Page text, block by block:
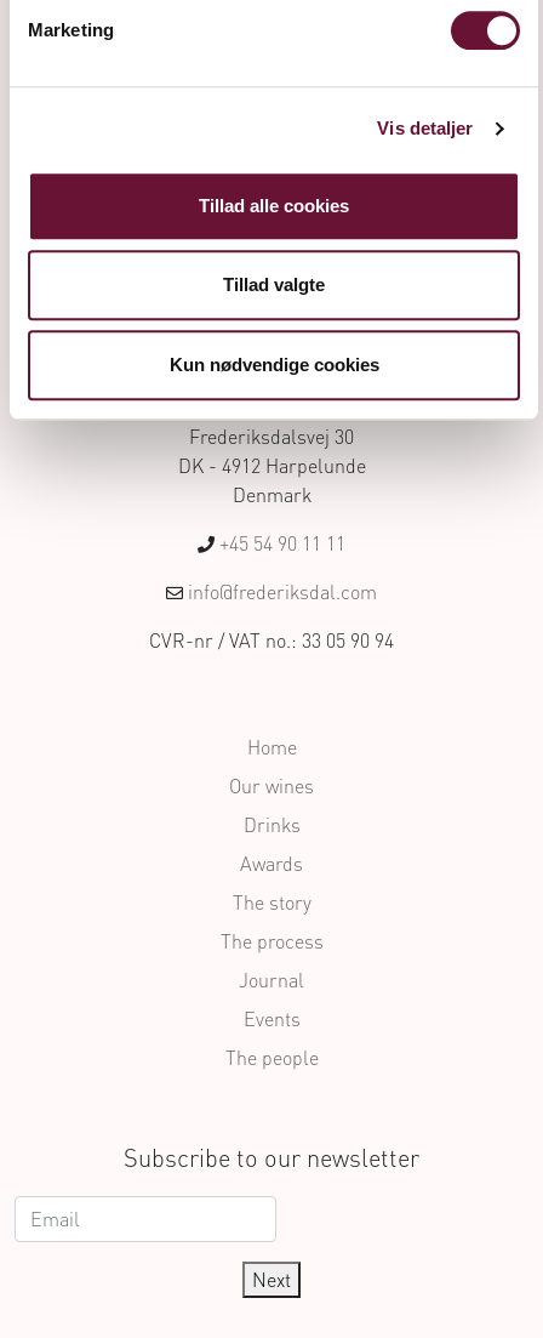
Marketing
Vis detaljer
Tillad alle cookies
Tillad valgte
Kun nødvendige cookies
Frederiksdalsvej 30
DK - 4912 Harpelunde
Denmark
+45 54 90 11 11
info@frederiksdal.com
CVR-nr / VAT no.: 33 05 90 94
Home
Our wines
Drinks
Awards
The story
The process
Journal
Events
The people
Subscribe to our newsletter
Next